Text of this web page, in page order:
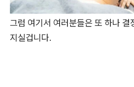
그럼 여기서 여러분들은 또 하나 결
지실겁니다.